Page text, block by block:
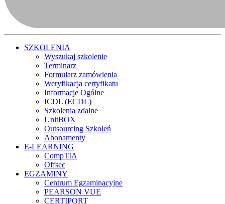
SZKOLENIA
Wyszukaj szkolenie
Terminarz
Formularz zamówienia
Weryfikacja certyfikatu
Informacje Ogólne
ICDL (ECDL)
Szkolenia zdalne
UnitBOX
Outsourcing Szkoleń
Abonamenty
E-LEARNING
CompTIA
Offsec
EGZAMINY
Centrum Egzaminacyjne
PEARSON VUE
CERTIPORT